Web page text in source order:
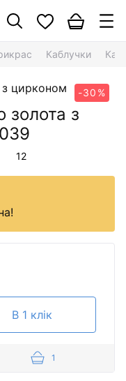
Каблучки
-30%
золота з
12
В 1 клік
1